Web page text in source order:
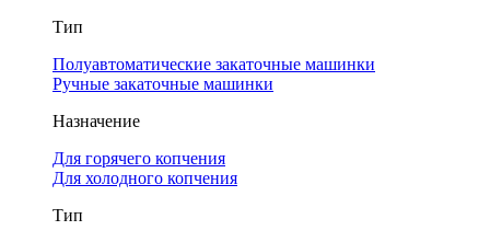
Тип
Полуавтоматические закаточные машинки
Ручные закаточные машинки
Назначение
Для горячего копчения
Для холодного копчения
Тип